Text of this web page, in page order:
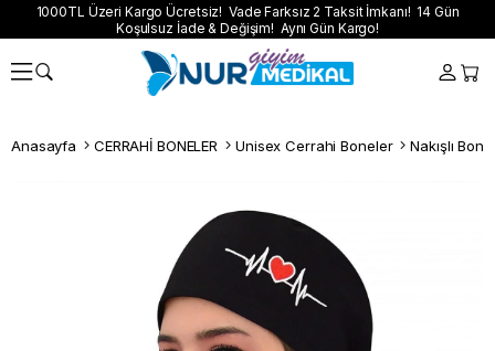
1000TL Üzeri Kargo Ücretsiz! Vade Farksız 2 Taksit İmkanı! 14 Gün
Koşulsuz İade & Değişim! Aynı Gün Kargo!
Anasayfa CERRAHİ BONELER Unisex Cerrahi Boneler Nakışlı